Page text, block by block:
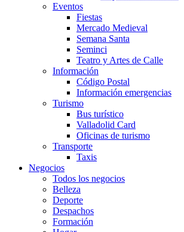
Eventos
Fiestas
Mercado Medieval
Semana Santa
Seminci
Teatro y Artes de Calle
Información
Código Postal
Información emergencias
Turismo
Bus turístico
Valladolid Card
Oficinas de turismo
Transporte
Taxis
Negocios
Todos los negocios
Belleza
Deporte
Despachos
Formación